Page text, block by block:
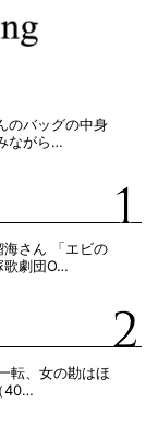
のバッグの中身
ながら…
海さん 「エビの
歌劇団O…
転、女の勘はほ
40…